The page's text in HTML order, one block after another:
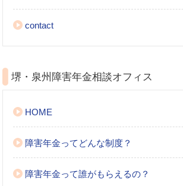
contact
堺・泉州障害年金相談オフィス
HOME
障害年金ってどんな制度？
障害年金って誰がもらえるの？